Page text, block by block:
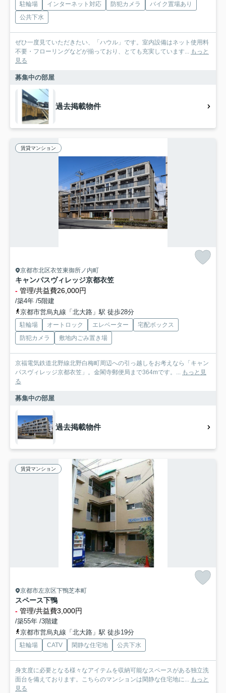
駐輪場 インターネット対応 防犯カメラ
バイク置場あり
公共下水
ぜひ一度見ていただきたい、「ハウル」です。室内設備はネット使用料
不要・フローリングなどが揃っており、とても充実しています... もっと
見る
募集中の部屋
過去掲載物件
賃貸マンション
京都市北区衣笠東御所ノ内町
キャンパスヴィレッジ京都衣笠
- 管理/共益費26,000円
/築4年 /5階建
京都市営烏丸線「北大路」駅 徒歩28分
駐輪場 オートロック エレベーター
宅配ボックス
防犯カメラ
敷地内ごみ置き場
京福電気鉄道北野線北野白梅町周辺への引っ越しをお考えなら「キャン
パスヴィレッジ京都衣笠」。金閣寺郵便局まで364mです。...
もっと見
る
募集中の部屋
過去掲載物件
賃貸マンション
京都市左京区下鴨芝本町
スペース下鴨
- 管理/共益費3,000円
/築55年 /3階建
京都市営烏丸線「北大路」駅 徒歩19分
駐輪場 CATV 閑静な住宅地 公共下水
身支度に必要となる様々なアイテムを収納可能なスペースがある独立洗
面台を備えております。こちらのマンションは閑静な住宅地に...
もっと
見る